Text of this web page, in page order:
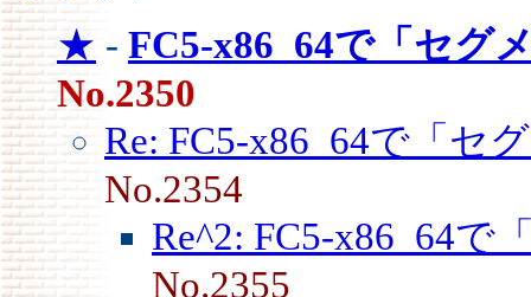
★ - FC5-x86_64で「セグ
No.2350
Re: FC5-x86_64で「セ
No.2354
Re^2: FC5-x86_64で
No.2355